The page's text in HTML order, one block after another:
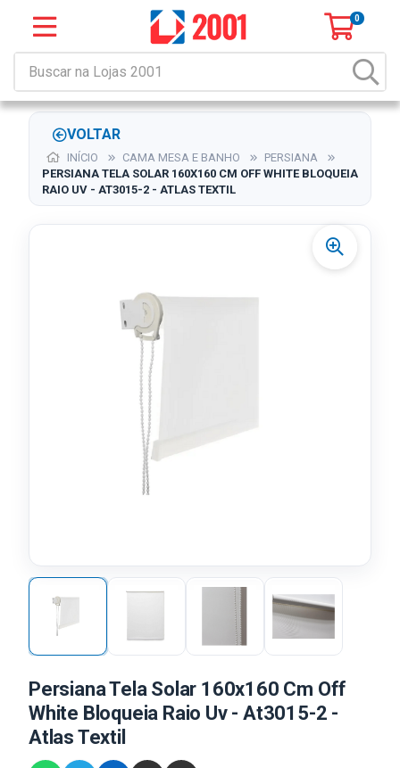
0
VOLTAR
INÍCIO CAMA MESA E BANHO
PERSIANA
PERSIANA TELA SOLAR 160X160 CM OFF WHITE BLOQUEIA
RAIO UV - AT3015-2 - ATLAS TEXTIL
Persiana Tela Solar 160x160 Cm Off
White Bloqueia Raio Uv - At3015-2 -
Atlas Textil